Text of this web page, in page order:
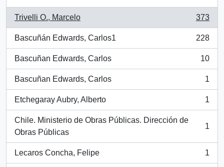
Trivelli O., Marcelo
, 373 resultados
373
Bascuñán Edwards, Carlos1
, 228 resultados
228
Bascuñan Edwards, Carlos
, 10 resultados
10
Bascuñan Edwards, Carlos
, 1 resultados
1
Etchegaray Aubry, Alberto
, 1 resultados
1
Chile. Ministerio de Obras Públicas. Dirección de
Obras Públicas
, 1 resultados
1
Lecaros Concha, Felipe
, 1 resultados
1